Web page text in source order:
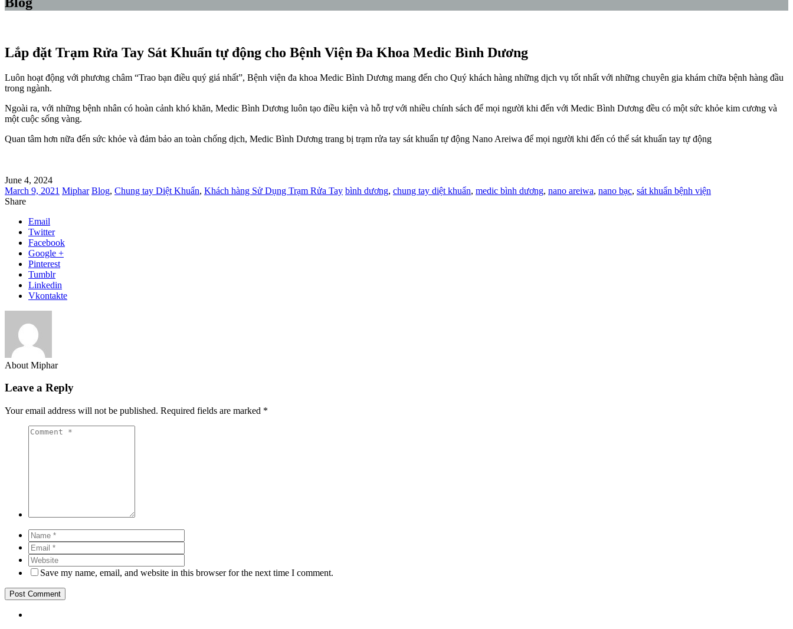
Lắp đặt Trạm Rửa Tay Sát Khuẩn tự động cho Bệnh Viện Đa Khoa Medic Bình Dương
Luôn hoạt động với phương châm “Trao bạn điều quý giá nhất”, Bệnh viện đa khoa Medic Bình Dương mang đến cho Quý khách hàng những dịch vụ tốt nhất với những chuyên gia khám chữa bệnh hàng đầu
trong ngành.
Ngoài ra, với những bệnh nhân có hoàn cảnh khó khăn, Medic Bình Dương luôn tạo điều kiện và hỗ trợ với nhiều chính sách để mọi người khi đến với Medic Bình Dương đều có một sức khỏe kim cương và
một cuộc sống vàng.
Quan tâm hơn nữa đến sức khỏe và đảm bảo an toàn chống dịch, Medic Bình Dương trang bị trạm rửa tay sát khuẩn tự động Nano Areiwa để mọi người khi đến có thể sát khuẩn tay tự động
June 4, 2024
March 9, 2021 Miphar Blog, Chung tay Diệt Khuẩn, Khách hàng Sử Dụng Trạm Rửa Tay bình dương, chung tay diệt khuẩn, medic bình dương, nano areiwa, nano bạc, sát khuẩn bệnh viện
Share
Email
Twitter
Facebook
Google +
Pinterest
Tumblr
Linkedin
Vkontakte
About Miphar
Leave a Reply
Your email address will not be published. Required fields are marked *
Save my name, email, and website in this browser for the next time I comment.